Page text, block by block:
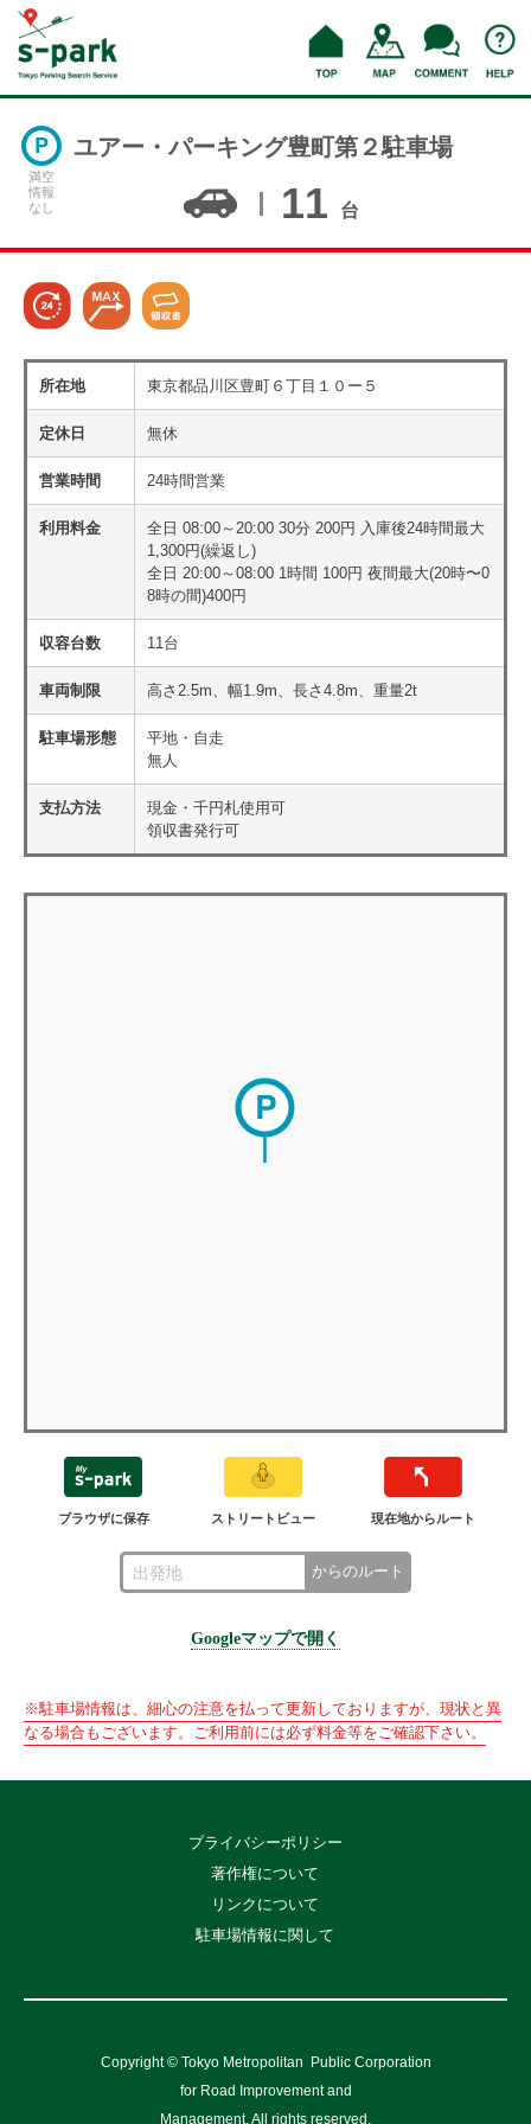
満空
情報
なし
ユアー・パーキング豊町第２駐車場
11 台
所在地 東京都品川区豊町６丁目１０ー５
定休日 無休
営業時間 24時間営業
利用料金
全日 08:00～20:00 30分 200円 入庫後24時間最大
1,300円(繰返し)
全日 20:00～08:00 1時間 100円 夜間最大(20時〜0
8時の間)400円
収容台数 11台
車両制限 高さ2.5m、幅1.9m、長さ4.8m、重量2t
駐車場形態
平地・自走
無人
支払方法
現金・千円札使用可
領収書発行可
ブラウザに保存 ストリートビュー 現在地からルート
からのルート
Googleマップで開く
※駐車場情報は、細心の注意を払って更新しておりますが、現状と異
なる場合もございます。ご利用前には必ず料金等をご確認下さい。
プライバシーポリシー
著作権について
リンクについて
駐車場情報に関して
Copyright © Tokyo Metropolitan
Public Corporation
for Road Improvement and
Management, All rights reserved.